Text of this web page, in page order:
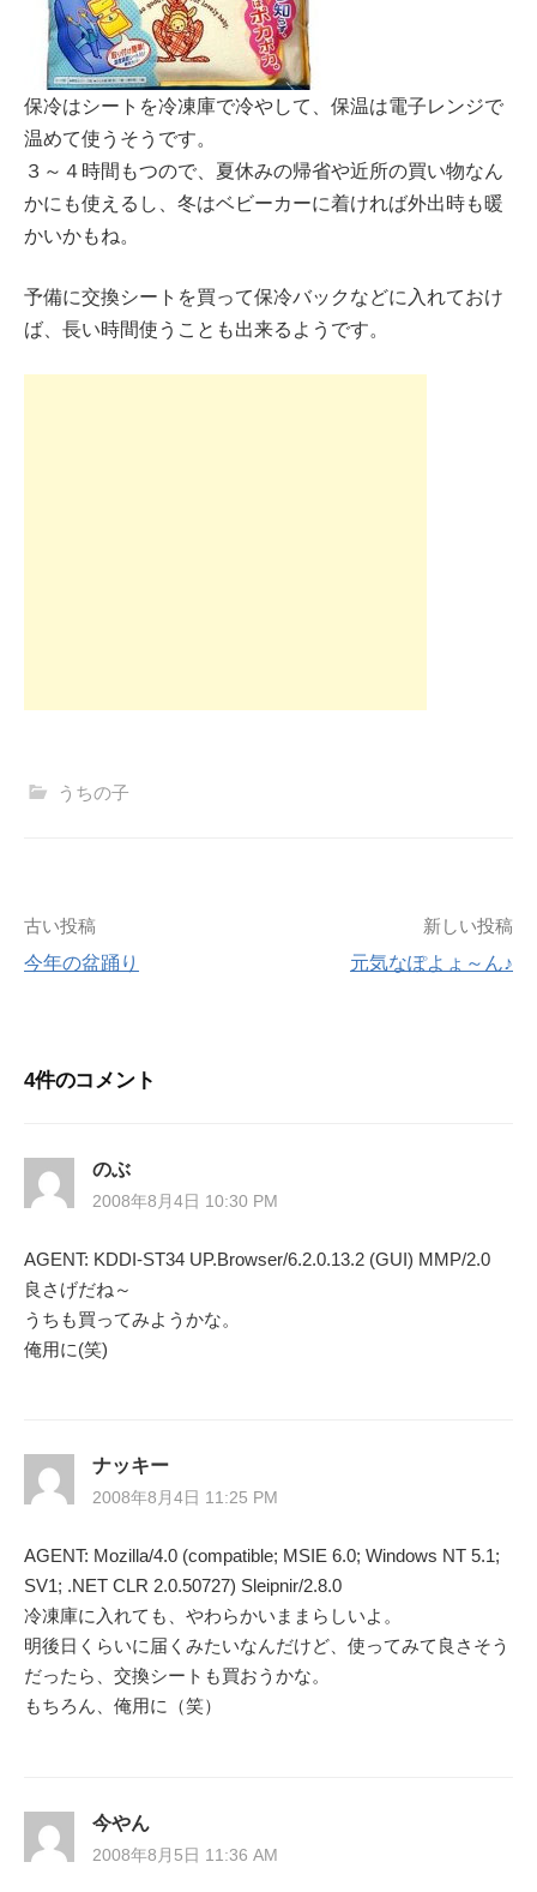
保冷はシートを冷凍庫で冷やして、保温は電子レンジで
温めて使うそうです。
３～４時間もつので、夏休みの帰省や近所の買い物なん
かにも使えるし、冬はベビーカーに着ければ外出時も暖
かいかもね。
予備に交換シートを買って保冷バックなどに入れておけ
ば、長い時間使うことも出来るようです。
うちの子
投
ビ
ゲ
ー
シ
ョ
ン
古い投稿
今年の盆踊り
新しい投稿
元気なぽよょ～ん♪
4件のコメント
のぶ
2008年8月4日 10:30 PM
AGENT: KDDI-ST34 UP.Browser/6.2.0.13.2 (GUI) MMP/2.0
良さげだね～
うちも買ってみようかな。
俺用に(笑)
ナッキー
2008年8月4日 11:25 PM
AGENT: Mozilla/4.0 (compatible; MSIE 6.0; Windows NT 5.1;
SV1; .NET CLR 2.0.50727) Sleipnir/2.8.0
冷凍庫に入れても、やわらかいままらしいよ。
明後日くらいに届くみたいなんだけど、使ってみて良さそう
だったら、交換シートも買おうかな。
もちろん、俺用に（笑）
今やん
2008年8月5日 11:36 AM